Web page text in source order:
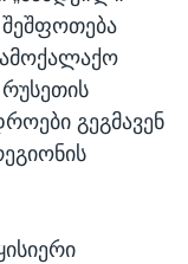
შეშფოთება
გეგმავენ